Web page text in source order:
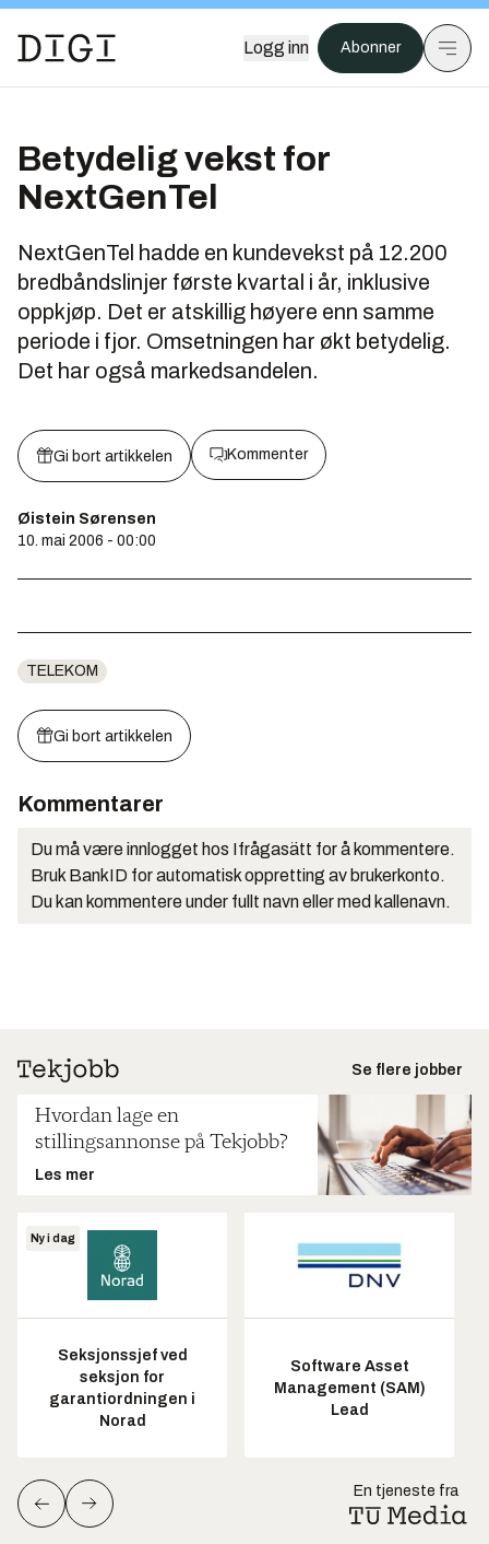
Logg inn Abonner
Betydelig vekst for
NextGenTel
NextGenTel hadde en kundevekst på 12.200
bredbåndslinjer første kvartal i år, inklusive
oppkjøp. Det er atskillig høyere enn samme
periode i fjor. Omsetningen har økt betydelig.
Det har også markedsandelen.
Gi bort artikkelen Kommenter
Øistein Sørensen
10. mai 2006 - 00:00
TELEKOM
Gi bort artikkelen
Kommentarer
Du må være innlogget hos Ifrågasätt for å kommentere.
Bruk BankID for automatisk oppretting av brukerkonto.
Du kan kommentere under fullt navn eller med kallenavn.
Se flere jobber
Hvordan lage en
stillingsannonse på Tekjobb?
Les mer
Ny i dag
Seksjonssjef ved
seksjon for
garantiordningen i
Norad
Software Asset
Management (SAM)
Lead
En tjeneste fra